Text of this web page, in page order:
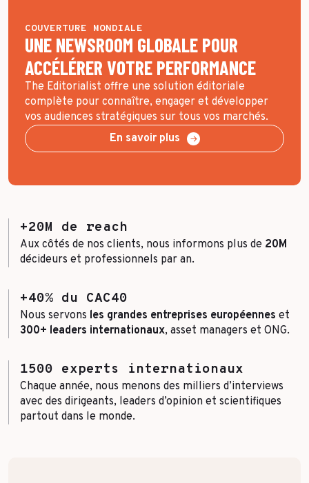
COUVERTURE MONDIALE
UNE NEWSROOM GLOBALE POUR
ACCÉLÉRER VOTRE PERFORMANCE
The Editorialist offre une solution éditoriale
complète pour connaître, engager et développer
vos audiences stratégiques sur tous vos marchés.
En savoir plus
+20M de reach
Aux côtés de nos clients, nous informons plus de 20M
décideurs et professionnels par an.
+40% du CAC40
Nous servons les grandes entreprises européennes et
300+ leaders internationaux, asset managers et ONG.
1500 experts internationaux
Chaque année, nous menons des milliers d’interviews
avec des dirigeants, leaders d’opinion et scientifiques
partout dans le monde.